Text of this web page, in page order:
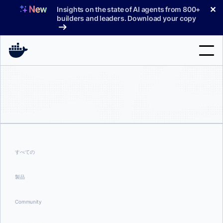
へ
Insights on the state of AI agents from 800+
builders and leaders. Download your copy
✕
サポート
すべての
製品
Community